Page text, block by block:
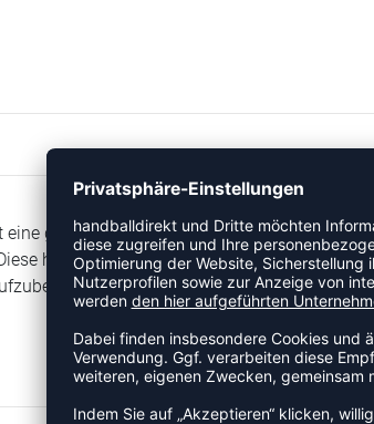
eine großartige Option für zwanglose Tage
hummel Trainingshose hat eine
Das Logo mit Wasserdruck und